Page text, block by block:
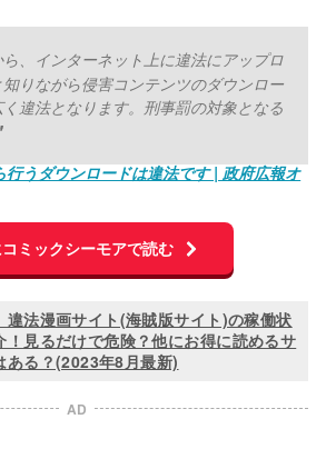
、インターネット上に違法にアップロ
りながら侵害コンテンツのダウンロー
違法となります。刑事罰の対象となる
行うダウンロードは違法です | 政府広報オ
ミックシーモアで読む
違法漫画サイト(海賊版サイト)の稼働状
！見るだけで危険？他にお得に読めるサ
ある？(2023年8月最新)
AD